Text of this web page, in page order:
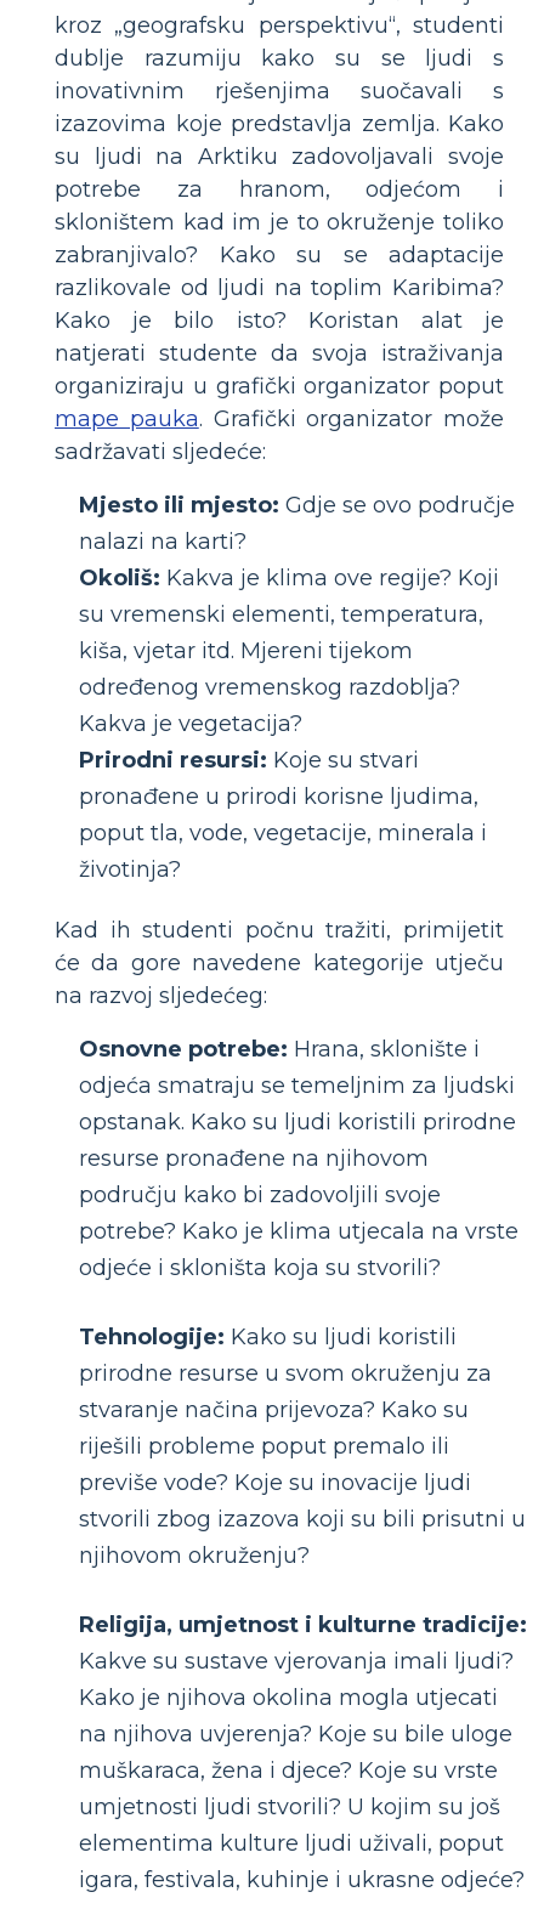
kroz „geografsku perspektivu“, studenti
dublje razumiju kako su se ljudi s
inovativnim rješenjima suočavali s
izazovima koje predstavlja zemlja. Kako
su ljudi na Arktiku zadovoljavali svoje
potrebe za hranom, odjećom i
skloništem kad im je to okruženje toliko
zabranjivalo? Kako su se adaptacije
razlikovale od ljudi na toplim Karibima?
Kako je bilo isto? Koristan alat je
natjerati studente da svoja istraživanja
organiziraju u grafički organizator poput
mape pauka. Grafički organizator može
sadržavati sljedeće:
Mjesto ili mjesto: Gdje se ovo područje
nalazi na karti?
Okoliš: Kakva je klima ove regije? Koji
su vremenski elementi, temperatura,
kiša, vjetar itd. Mjereni tijekom
određenog vremenskog razdoblja?
Kakva je vegetacija?
Prirodni resursi: Koje su stvari
pronađene u prirodi korisne ljudima,
poput tla, vode, vegetacije, minerala i
životinja?
Kad ih studenti počnu tražiti, primijetit
će da gore navedene kategorije utječu
na razvoj sljedećeg:
Osnovne potrebe: Hrana, sklonište i
odjeća smatraju se temeljnim za ljudski
opstanak. Kako su ljudi koristili prirodne
resurse pronađene na njihovom
području kako bi zadovoljili svoje
potrebe? Kako je klima utjecala na vrste
odjeće i skloništa koja su stvorili?
Tehnologije: Kako su ljudi koristili
prirodne resurse u svom okruženju za
stvaranje načina prijevoza? Kako su
riješili probleme poput premalo ili
previše vode? Koje su inovacije ljudi
stvorili zbog izazova koji su bili prisutni u
njihovom okruženju?
Religija, umjetnost i kulturne tradicije:
Kakve su sustave vjerovanja imali ljudi?
Kako je njihova okolina mogla utjecati
na njihova uvjerenja? Koje su bile uloge
muškaraca, žena i djece? Koje su vrste
umjetnosti ljudi stvorili? U kojim su još
elementima kulture ljudi uživali, poput
igara, festivala, kuhinje i ukrasne odjeće?